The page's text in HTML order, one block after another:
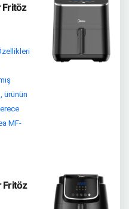
Fritöz
ürünün
MF-
Fritöz